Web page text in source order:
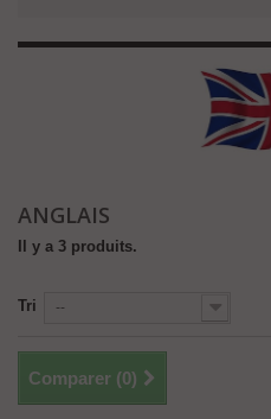
ANGLAIS
Il y a 3 produits.
Tri --
Comparer (0)